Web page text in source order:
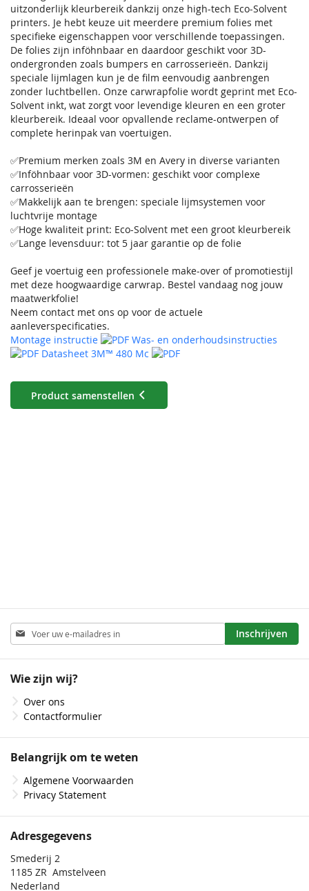
uitzonderlijk kleurbereik dankzij onze high-tech Eco-Solvent
printers. Je hebt keuze uit meerdere premium folies met
specifieke eigenschappen voor verschillende toepassingen.
De folies zijn inföhnbaar en daardoor geschikt voor 3D-
ondergronden zoals bumpers en carrosserieën. Dankzij
speciale lijmlagen kun je de film eenvoudig aanbrengen
zonder luchtbellen. Onze carwrapfolie wordt geprint met Eco-
Solvent inkt, wat zorgt voor levendige kleuren en een groter
kleurbereik. Ideaal voor opvallende reclame-ontwerpen of
complete herinpak van voertuigen.
✅Premium merken zoals 3M en Avery in diverse varianten
✅Inföhnbaar voor 3D-vormen: geschikt voor complexe
carrosserieën
✅Makkelijk aan te brengen: speciale lijmsystemen voor
luchtvrije montage
✅Hoge kwaliteit print: Eco-Solvent met een groot kleurbereik
✅Lange levensduur: tot 5 jaar garantie op de folie
Geef je voertuig een professionele make-over of promotiestijl
met deze hoogwaardige carwrap. Bestel vandaag nog jouw
maatwerkfolie!
Neem contact met ons op voor de actuele
aanleverspecificaties.
Montage instructie
Was- en onderhoudsinstructies
Datasheet 3M™ 480 Mc
Product samenstellen
Abonneer
u
op
nieuwsbrief
Inschrijven
Wie zijn wij?
Over ons
Contactformulier
Belangrijk om te weten
Algemene Voorwaarden
Privacy Statement
Adresgegevens
Smederij 2
1185 ZR Amstelveen
Nederland